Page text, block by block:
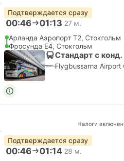
Подтверждается сразу
00:46 01:13 27 м.
Арланда Аэропорт T2, Стокгольм
Фросунда E4, Стокгольм
Стандарт с
Flygbussarna Airport
Налоги
Подтверждается сразу
00:46 01:14 28 м.